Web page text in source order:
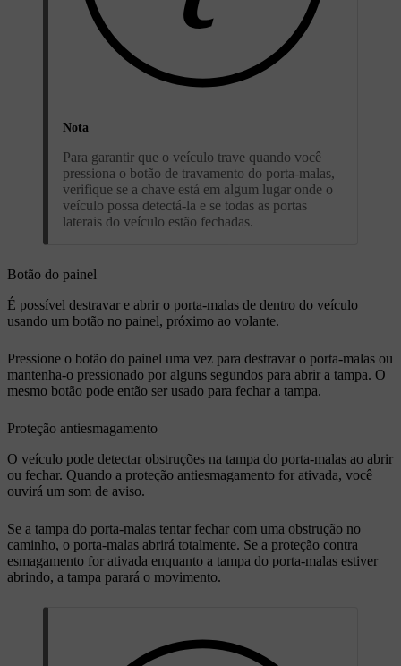
Nota
Para garantir que o veículo trave quando você
pressiona o botão de travamento do porta-malas,
verifique se a chave está em algum lugar onde o
veículo possa detectá-la e se todas as portas
laterais do veículo estão fechadas.
Botão do painel
É possível destravar e abrir o porta-malas de dentro do veículo
usando um botão no painel, próximo ao volante.
Pressione o botão do painel uma vez para destravar o porta-malas ou
mantenha-o pressionado por alguns segundos para abrir a tampa. O
mesmo botão pode então ser usado para fechar a tampa.
Proteção antiesmagamento
O veículo pode detectar obstruções na tampa do porta-malas ao abrir
ou fechar. Quando a proteção antiesmagamento for ativada, você
ouvirá um som de aviso.
Se a tampa do porta-malas tentar fechar com uma obstrução no
caminho, o porta-malas abrirá totalmente. Se a proteção contra
esmagamento for ativada enquanto a tampa do porta-malas estiver
abrindo, a tampa parará o movimento.